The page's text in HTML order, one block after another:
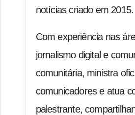
notícias criado em 2015.
Com experiência nas
jornalismo digital e
comunitária, ministra
comunicadores e atua
palestrante,